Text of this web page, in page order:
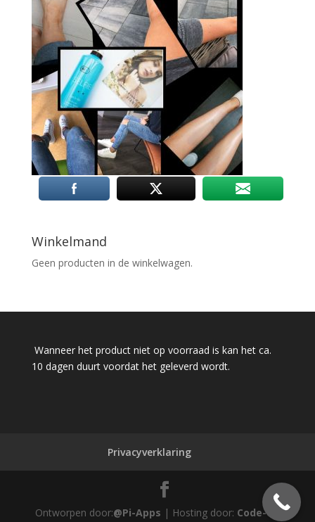
Winkelmand
Geen producten in de winkelwagen.
Wanneer het product niet op voorraad is kan het ca.
10 dagen duurt voordat het geleverd wordt.
Privacyverklaring
Ontworpen door:@Pi-Apps | Hosting door: Code-Up